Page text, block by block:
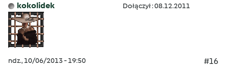
kokolidek Dołączył : 08.12.2011
ndz., 10/06/2013 - 19:50
#16